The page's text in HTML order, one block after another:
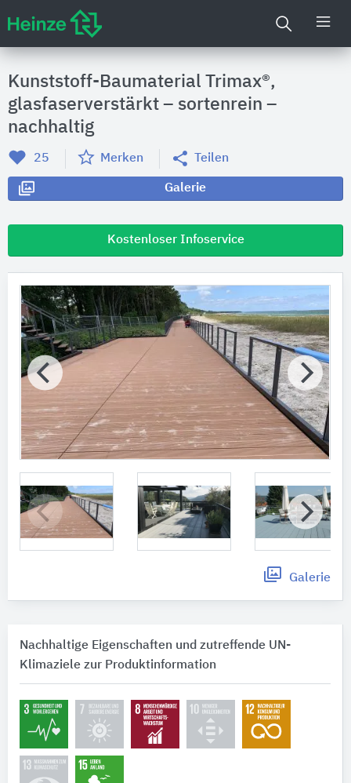
Kunststoff-Baumaterial Trimax®,
glasfaserverstärkt – sortenrein –
nachhaltig
25 Merken Teilen
Galerie
Kostenloser Infoservice
Galerie
Nachhaltige Eigenschaften und zutreffende UN-
Klimaziele zur Produktinformation